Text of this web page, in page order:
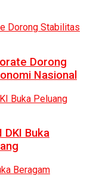
Dorong
Nasional
DKI Buka